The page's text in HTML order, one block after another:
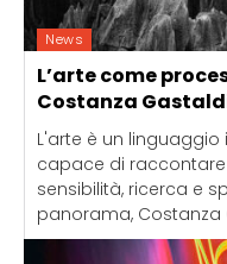
News
L’arte come
Costanza
L'arte è un
capace di
sensibilità, ricerca e
panorama, Costanza